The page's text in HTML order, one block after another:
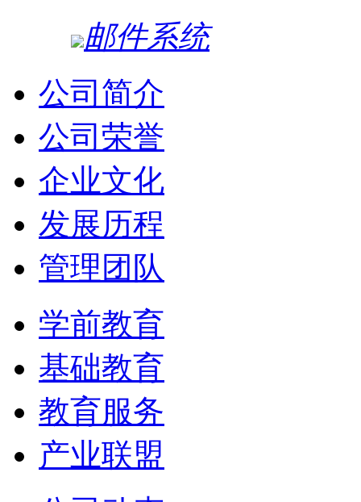
邮件系统
公司简介
公司荣誉
企业文化
发展历程
管理团队
学前教育
基础教育
教育服务
产业联盟